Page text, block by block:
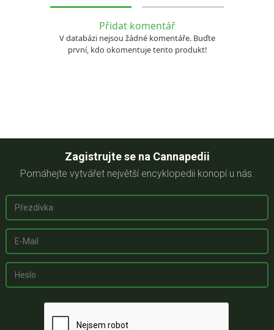
Přidat komentář
V databázi nejsou žádné komentáře. Buďte
první, kdo okomentuje tento produkt!
Zagistrujte se na Cannapedii
Pomáhejte vytvářet největší encyklopedii konopí u nás.